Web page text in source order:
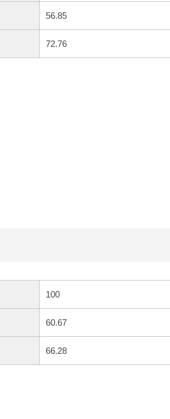
56.85
72.76
100
60.67
66.28